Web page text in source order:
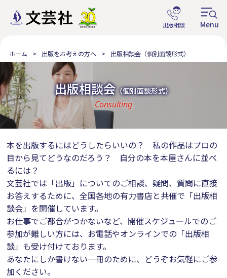
ホーム 出版をお考えの方へ 出版相談会（個別面談形式）
出版相談会 （個別面談形式）
Consulting
本を出版するにはどうしたらいいの？ 私の作品はプロの
目から見てどうなのだろう？ 自分の本を本屋さんに並べ
るには？
文芸社では「出版」についてのご相談、疑問、質問に直接
お答えするために、全国各地の有力書店と共催で「出版相
談会」を開催しています。
お仕事でご都合がつかないなど、開催スケジュールでのご
参加が難しい方には、お電話やオンラインでの「出版相
談」も受け付けております。
あなたにしか書けない一冊のために、どうぞお気軽にご参
加ください。